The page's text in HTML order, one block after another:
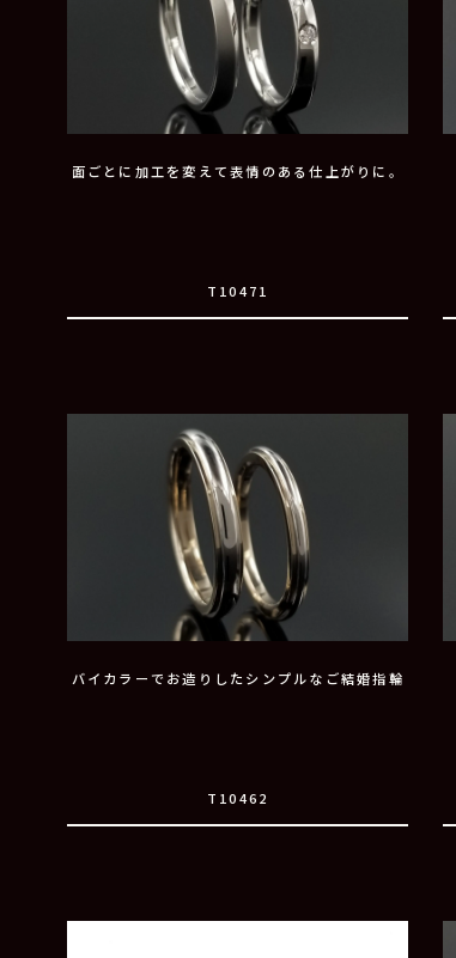
面ごとに加工を変えて表情のある仕上がりに。
T10471
バイカラーでお造りしたシンプルなご結婚指輪
T10462